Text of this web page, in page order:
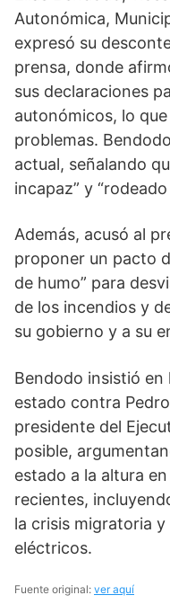
Autonómica,
expresó su
prensa, donde
sus declaraciones
autonómicos, lo
problemas.
actual, señalando
incapaz” y
Además, acusó al
proponer un pacto
de humo” para
de los incendios y
su gobierno y a su
Bendodo insistió en
estado contra
presidente del
posible,
estado a la altura
recientes,
la crisis migratoria
eléctricos.
Fuente original: ver aquí